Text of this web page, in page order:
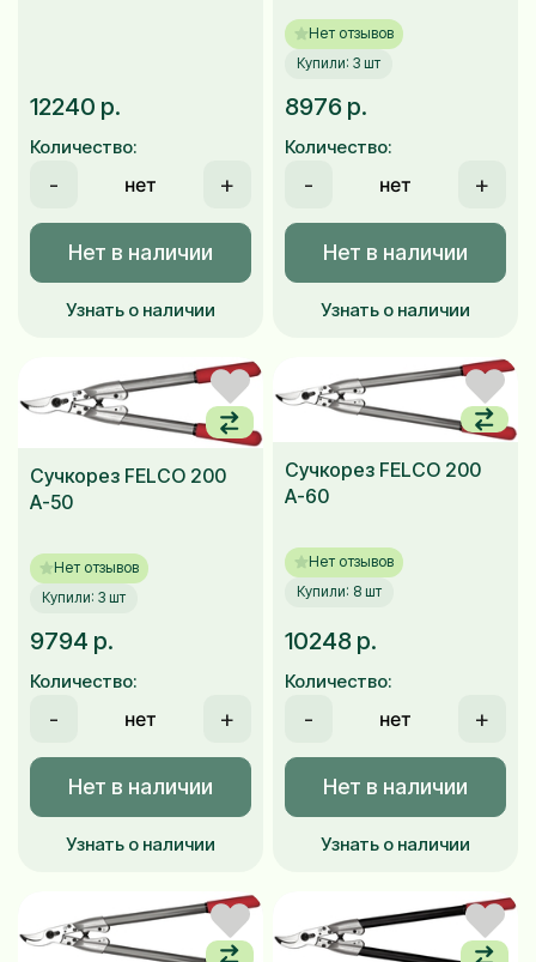
12240 р.
Количество:
- +
Нет в наличии
Узнать о наличии
Нет отзывов
Купили: 3 шт
8976 р.
Количество:
- +
Нет в наличии
Узнать о наличии
Сучкорез FELCO 200
A-50
Нет отзывов
Купили: 3 шт
9794 р.
Количество:
- +
Нет в наличии
Узнать о наличии
Сучкорез FELCO 200
A-60
Нет отзывов
Купили: 8 шт
10248 р.
Количество:
- +
Нет в наличии
Узнать о наличии